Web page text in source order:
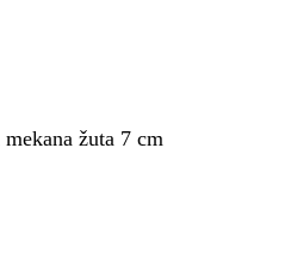
žuta 7 cm